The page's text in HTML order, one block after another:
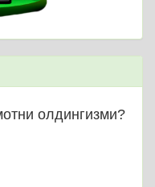
олдингизми?